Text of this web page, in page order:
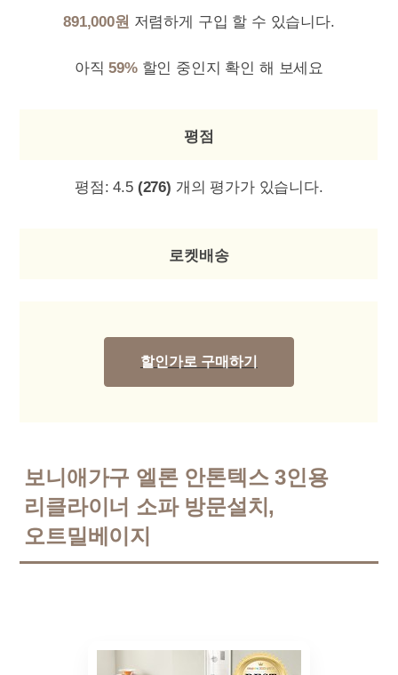
891,000원 저렴하게 구입 할 수 있습니다.
아직59%할인 중인지 확인 해 보세요
평점
평점:4.5 (276) 개의 평가가 있습니다.
로켓배송
할인가로 구매하기
보니애가구 엘론 안톤텍스 3인용
리클라이너 소파 방문설치,
오트밀베이지